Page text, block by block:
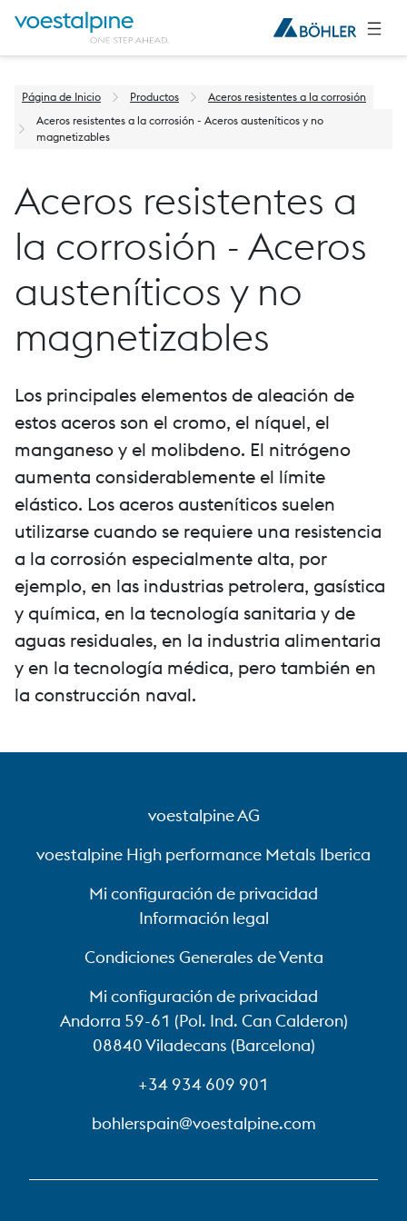
Página de Inicio Productos
Aceros resistentes a la corrosión
Aceros resistentes a la corrosión - Aceros austeníticos y no
magnetizables
Aceros resistentes a
la corrosión - Aceros
austeníticos y no
magnetizables
Los principales elementos de aleación de
estos aceros son el cromo, el níquel, el
manganeso y el molibdeno. El nitrógeno
aumenta considerablemente el límite
elástico. Los aceros austeníticos suelen
utilizarse cuando se requiere una resistencia
a la corrosión especialmente alta, por
ejemplo, en las industrias petrolera, gasística
y química, en la tecnología sanitaria y de
aguas residuales, en la industria alimentaria
y en la tecnología médica, pero también en
la construcción naval.
voestalpine AG
voestalpine High performance Metals Iberica
Mi configuración de privacidad
Información legal
Condiciones Generales de Venta
Mi configuración de privacidad
Andorra 59-61 (Pol. Ind. Can Calderon)
08840 Viladecans (Barcelona)
+34 934 609 901
bohlerspain@voestalpine.com